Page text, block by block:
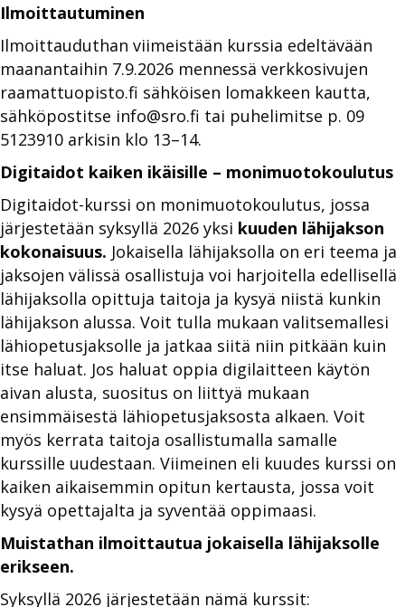
Ilmoittautuminen
Ilmoittauduthan viimeistään kurssia edeltävään
maanantaihin 7.9.2026 mennessä verkkosivujen
raamattuopisto.fi sähköisen lomakkeen kautta,
sähköpostitse info@sro.fi tai puhelimitse p. 09
5123910 arkisin klo 13–14.
Digitaidot kaiken ikäisille – monimuotokoulutus
Digitaidot-kurssi on monimuotokoulutus, jossa
järjestetään syksyllä 2026 yksi kuuden lähijakson
kokonaisuus. Jokaisella lähijaksolla on eri teema ja
jaksojen välissä osallistuja voi harjoitella edellisellä
lähijaksolla opittuja taitoja ja kysyä niistä kunkin
lähijakson alussa. Voit tulla mukaan valitsemallesi
lähiopetusjaksolle ja jatkaa siitä niin pitkään kuin
itse haluat. Jos haluat oppia digilaitteen käytön
aivan alusta, suositus on liittyä mukaan
ensimmäisestä lähiopetusjaksosta alkaen. Voit
myös kerrata taitoja osallistumalla samalle
kurssille uudestaan. Viimeinen eli kuudes kurssi on
kaiken aikaisemmin opitun kertausta, jossa voit
kysyä opettajalta ja syventää oppimaasi.
Muistathan ilmoittautua jokaisella lähijaksolle
erikseen.
Syksyllä 2026 järjestetään nämä kurssit: